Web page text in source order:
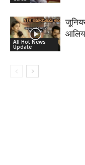
All Hot News
Update